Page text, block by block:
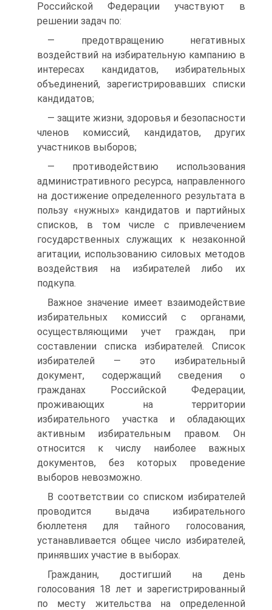
Российской Федерации участвуют в
решении задач по:
— предотвращению негативных
воздействий на избирательную кампанию в
интересах кандидатов, избирательных
объединений, зарегистрировавших списки
кандидатов;
— защите жизни, здоровья и безопасности
членов комиссий, кандидатов, других
участников выборов;
— противодействию использования
административного ресурса, направленного
на достижение определенного результата в
пользу «нужных» кандидатов и партийных
списков, в том числе с привлечением
государственных служащих к незаконной
агитации, использованию силовых методов
воздействия на избирателей либо их
подкупа.
Важное значение имеет взаимодействие
избирательных комиссий с органами,
осуществляющими учет граждан, при
составлении списка избирателей. Список
избирателей — это избирательный
документ, содержащий сведения о
гражданах Российской Федерации,
проживающих на территории
избирательного участка и обладающих
активным избирательным правом. Он
относится к числу наиболее важных
документов, без которых проведение
выборов невозможно.
В соответствии со списком избирателей
проводится выдача избирательного
бюллетеня для тайного голосования,
устанавливается общее число избирателей,
принявших участие в выборах.
Гражданин, достигший на день
голосования 18 лет и зарегистрированный
по месту жительства на определенной